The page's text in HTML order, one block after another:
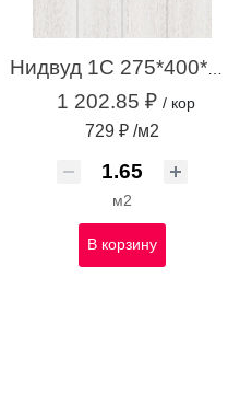
1 202.85 ₽ / кор
729 ₽ /м2
м2
В корзину